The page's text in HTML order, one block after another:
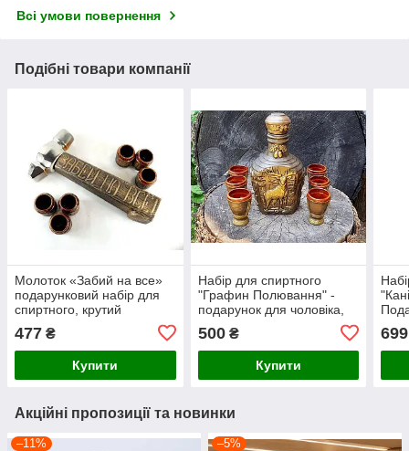
Всі умови повернення
Подібні товари компанії
Молоток «Забий на все»
подарунковий набір для
спиртного, крутий
майстра
477 ₴
Купити
Набір для спиртного
"Графин Полювання" -
подарунок для чоловіка,
500₴
Купити
699
Акційні пропозиції та новинки
–11% –5%